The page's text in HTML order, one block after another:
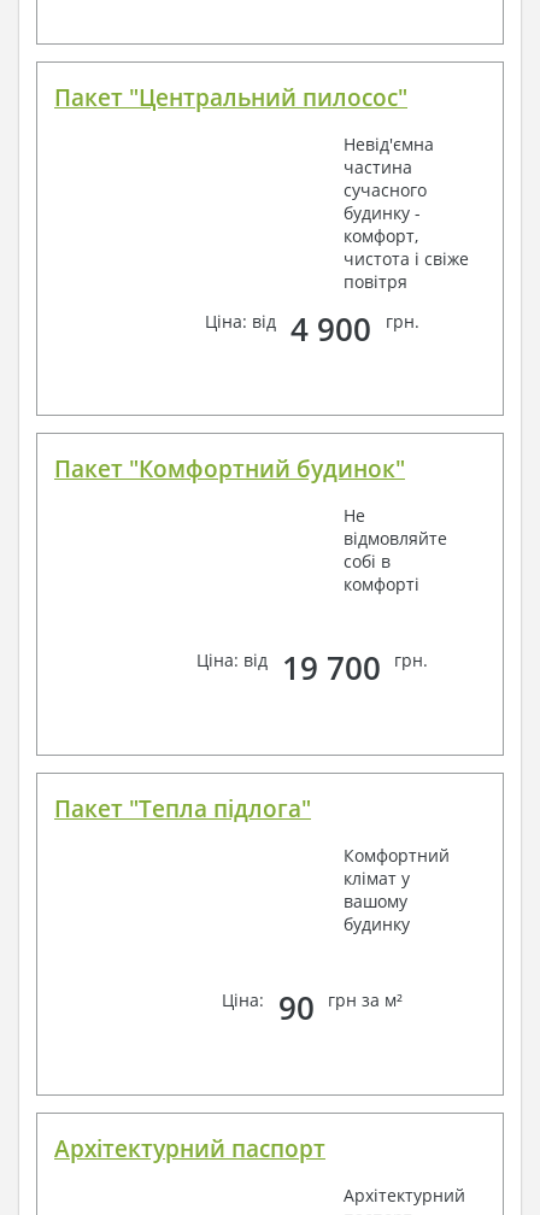
Пакет "Центральний пилосос"
Невід'ємна
частина
сучасного
будинку -
комфорт,
чистота і свіже
повітря
Ціна: від
4 900 грн.
Пакет "Комфортний будинок"
Не
відмовляйте
собі в
комфорті
Ціна: від 19 700 грн.
Пакет "Тепла підлога"
Комфортний
клімат у
вашому
будинку
Ціна: 90 грн за м²
Архітектурний паспорт
Архітектурний